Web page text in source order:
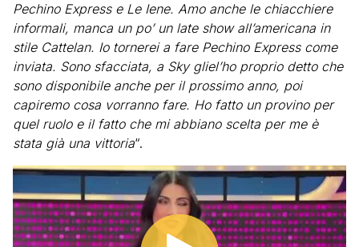
Pechino Express e Le Iene. Amo anche le chiacchiere
informali, manca un po’ un late show all’americana in
stile Cattelan. Io tornerei a fare Pechino Express come
inviata. Sono sfacciata, a Sky gliel’ho proprio detto che
sono disponibile anche per il prossimo anno, poi
capiremo cosa vorranno fare. Ho fatto un provino per
quel ruolo e il fatto che mi abbiano scelta per me è
stata già una vittoria“.